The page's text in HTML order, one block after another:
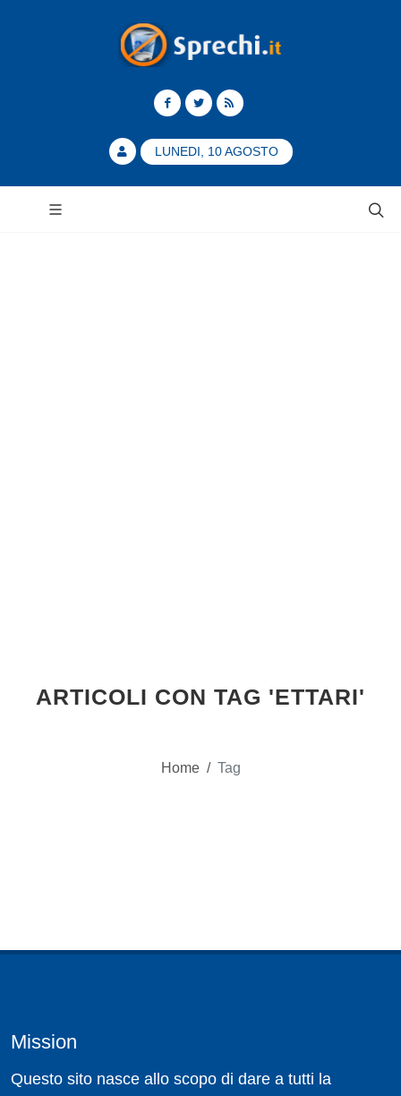
LUNEDI, 10 AGOSTO
ARTICOLI CON TAG 'ETTARI'
Home / Tag
Mission
Questo sito nasce allo scopo di dare a tutti la